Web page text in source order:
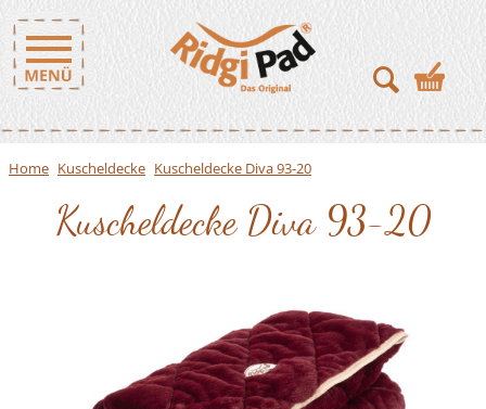
Home Kuscheldecke Kuscheldecke Diva 93-20
Kuscheldecke Diva 93-20